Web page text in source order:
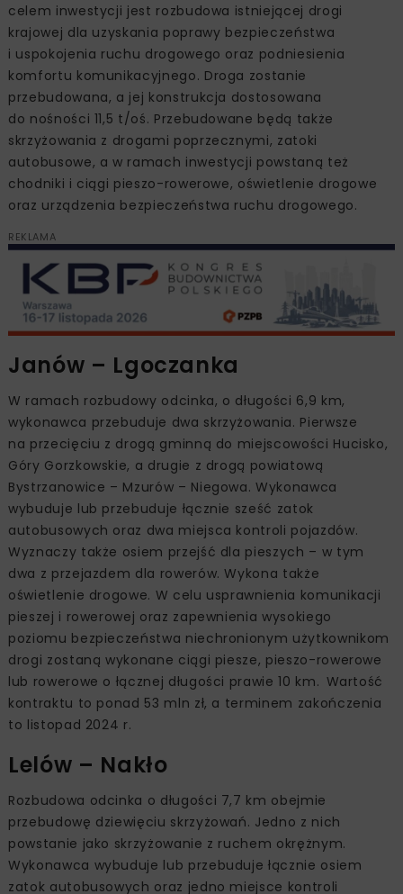
celem inwestycji jest rozbudowa istniejącej drogi
krajowej dla uzyskania poprawy bezpieczeństwa
i uspokojenia ruchu drogowego oraz podniesienia
komfortu komunikacyjnego. Droga zostanie
przebudowana, a jej konstrukcja dostosowana
do nośności 11,5 t/oś. Przebudowane będą także
skrzyżowania z drogami poprzecznymi, zatoki
autobusowe, a w ramach inwestycji powstaną też
chodniki i ciągi pieszo-rowerowe, oświetlenie drogowe
oraz urządzenia bezpieczeństwa ruchu drogowego.
REKLAMA
Janów – Lgoczanka
W ramach rozbudowy odcinka, o długości 6,9 km,
wykonawca przebuduje dwa skrzyżowania. Pierwsze
na przecięciu z drogą gminną do miejscowości Hucisko,
Góry Gorzkowskie, a drugie z drogą powiatową
Bystrzanowice – Mzurów – Niegowa. Wykonawca
wybuduje lub przebuduje łącznie sześć zatok
autobusowych oraz dwa miejsca kontroli pojazdów.
Wyznaczy także osiem przejść dla pieszych – w tym
dwa z przejazdem dla rowerów. Wykona także
oświetlenie drogowe. W celu usprawnienia komunikacji
pieszej i rowerowej oraz zapewnienia wysokiego
poziomu bezpieczeństwa niechronionym użytkownikom
drogi zostaną wykonane ciągi piesze, pieszo-rowerowe
lub rowerowe o łącznej długości prawie 10 km. Wartość
kontraktu to ponad 53 mln zł, a terminem zakończenia
to listopad 2024 r.
Lelów – Nakło
Rozbudowa odcinka o długości 7,7 km obejmie
przebudowę dziewięciu skrzyżowań. Jedno z nich
powstanie jako skrzyżowanie z ruchem okrężnym.
Wykonawca wybuduje lub przebuduje łącznie osiem
zatok autobusowych oraz jedno miejsce kontroli